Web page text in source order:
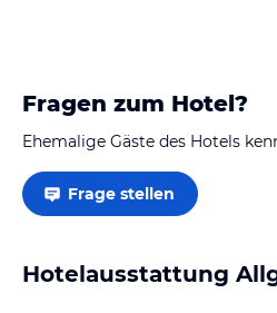
Fragen zum Hotel?
Ehemalige Gäste des Hotels
Frage stellen
Hotelausstattung